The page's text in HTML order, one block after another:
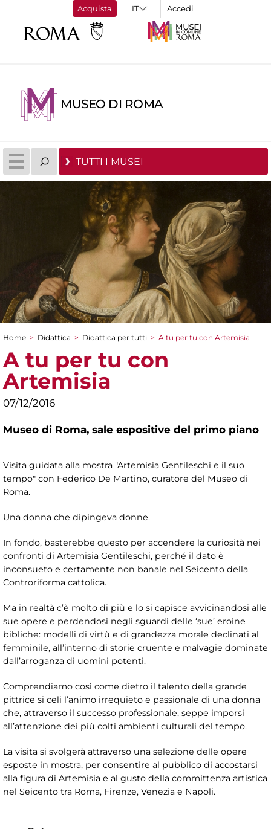
Acquista Accedi
MUSEO DI ROMA
TUTTI I MUSEI
Tu sei qui
Home > Didattica > Didattica per tutti > A tu per tu con Artemisia
A tu per tu con
Artemisia
07/12/2016
Museo di Roma, sale espositive del primo piano
Visita guidata alla mostra "Artemisia Gentileschi e il suo
tempo" con Federico De Martino, curatore del Museo di
Roma.
Una donna che dipingeva donne.
In fondo, basterebbe questo per accendere la curiosità nei
confronti di Artemisia Gentileschi, perché il dato è
inconsueto e certamente non banale nel Seicento della
Controriforma cattolica.
Ma in realtà c’è molto di più e lo si capisce avvicinandosi alle
sue opere e perdendosi negli sguardi delle ‘sue’ eroine
bibliche: modelli di virtù e di grandezza morale declinati al
femminile, all’interno di storie cruente e malvagie dominate
dall’arroganza di uomini potenti.
Comprendiamo così come dietro il talento della grande
pittrice si celi l’animo irrequieto e passionale di una donna
che, attraverso il successo professionale, seppe imporsi
all’attenzione dei più colti ambienti culturali del tempo.
La visita si svolgerà attraverso una selezione delle opere
esposte in mostra, per consentire al pubblico di accostarsi
alla figura di Artemisia e al gusto della committenza artistica
nel Seicento tra Roma, Firenze, Venezia e Napoli.